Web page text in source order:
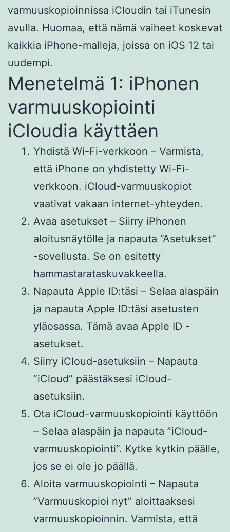
varmuuskopioinnissa iCloudin tai iTunesin
avulla. Huomaa, että nämä vaiheet koskevat
kaikkia iPhone-malleja, joissa on iOS 12 tai
uudempi.
Menetelmä 1: iPhonen
varmuuskopiointi
iCloudia käyttäen
Yhdistä Wi-Fi-verkkoon – Varmista,
että iPhone on yhdistetty Wi-Fi-
verkkoon. iCloud-varmuuskopiot
vaativat vakaan internet-yhteyden.
Avaa asetukset – Siirry iPhonen
aloitusnäytölle ja napauta ”Asetukset”
-sovellusta. Se on esitetty
hammastarataskuvakkeella.
Napauta Apple ID:täsi – Selaa alaspäin
ja napauta Apple ID:täsi asetusten
yläosassa. Tämä avaa Apple ID -
asetukset.
Siirry iCloud-asetuksiin – Napauta
”iCloud” päästäksesi iCloud-
asetuksiin.
Ota iCloud-varmuuskopiointi käyttöön
– Selaa alaspäin ja napauta ”iCloud-
varmuuskopiointi”. Kytke kytkin päälle,
jos se ei ole jo päällä.
Aloita varmuuskopiointi – Napauta
”Varmuuskopioi nyt” aloittaaksesi
varmuuskopioinnin. Varmista, että